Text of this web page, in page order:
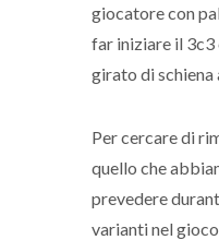
giocatore con
far iniziare il 3c3
girato di schiena
Per cercare di
quello che
prevedere
varianti nel